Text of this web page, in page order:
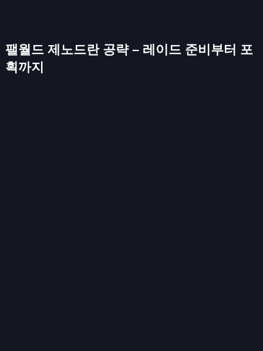
팰월드 제노드란 공략 – 레이드 준비부터 포
획까지